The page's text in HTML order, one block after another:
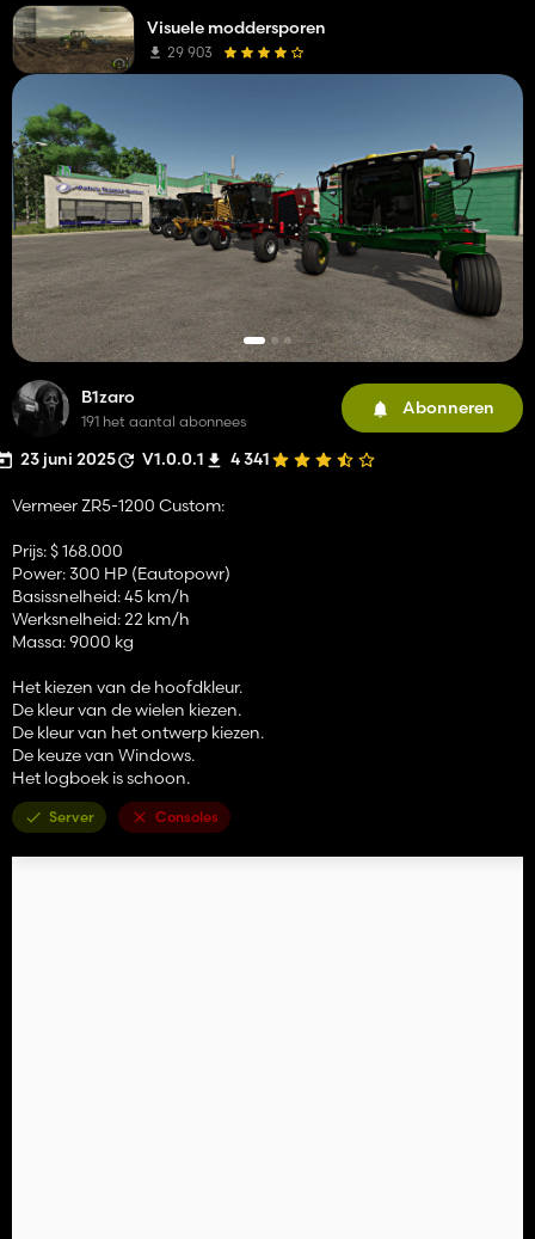
B1zaro
191 het aantal abonnees
Abonneren
23 juni 2025 V1.0.0.1 4 341
Vermeer ZR5-1200 Custom:
Prijs: $ 168.000
Power: 300 HP (Eautopowr)
Basissnelheid: 45 km/h
Werksnelheid: 22 km/h
Massa: 9000 kg
Het kiezen van de hoofdkleur.
De kleur van de wielen kiezen.
De kleur van het ontwerp kiezen.
De keuze van Windows.
Het logboek is schoon.
Server Consoles
Visuele moddersporen
29 903